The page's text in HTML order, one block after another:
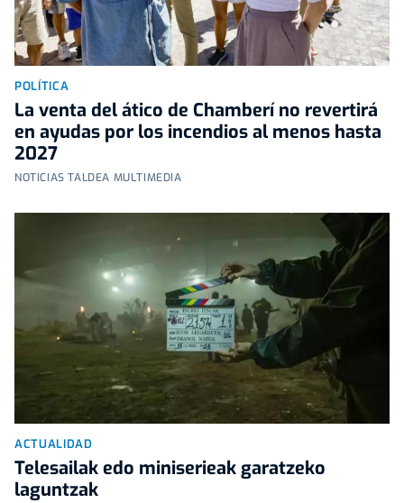
POLÍTICA
La venta del ático de Chamberí no revertirá
en ayudas por los incendios al menos hasta
2027
NOTICIAS TALDEA MULTIMEDIA
ACTUALIDAD
Telesailak edo miniserieak garatzeko
laguntzak